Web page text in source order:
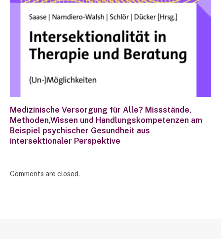
Medizinische Versorgung für Alle? Missstände,
Methoden,Wissen und Handlungskompetenzen am
Beispiel psychischer Gesundheit aus
intersektionaler Perspektive
Comments are closed.